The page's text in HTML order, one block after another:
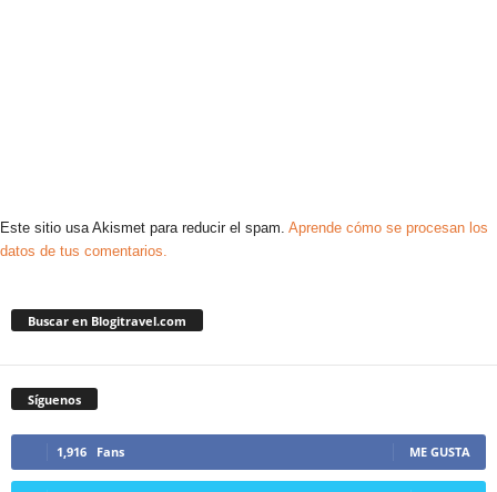
Este sitio usa Akismet para reducir el spam. Aprende cómo se procesan los
datos de tus comentarios.
Buscar en Blogitravel.com
Síguenos
1,916 Fans ME GUSTA